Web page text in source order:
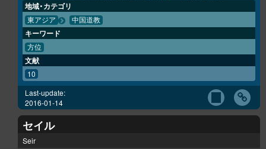
地域・カテゴリ
東アジア 中国道教
キーワード
方位
文献
10
Last-update:
2016-01-14
セイル
Seir